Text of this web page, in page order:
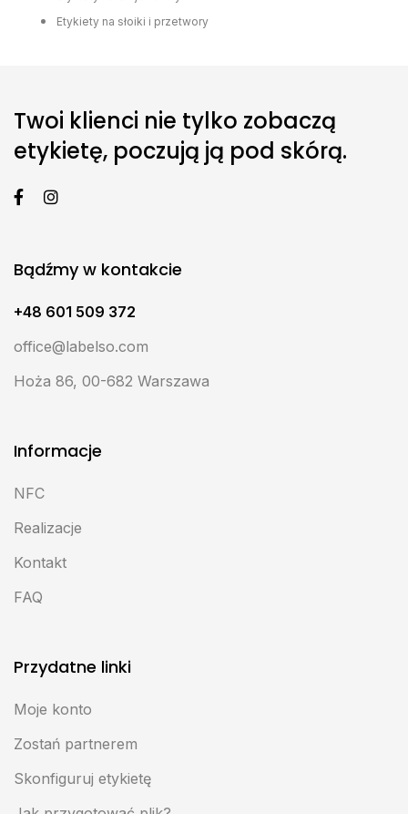
Etykiety na słoiki i przetwory
Twoi klienci nie tylko zobaczą
etykietę, poczują ją pod skórą.
Bądźmy w kontakcie
+48 601 509 372
office@labelso.com
Hoża 86, 00-682 Warszawa
Informacje
NFC
Realizacje
Kontakt
FAQ
Przydatne linki
Moje konto
Zostań partnerem
Skonfiguruj etykietę